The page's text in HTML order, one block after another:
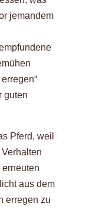
jemandem
guten
Pferd, weil
aus dem
erregen zu